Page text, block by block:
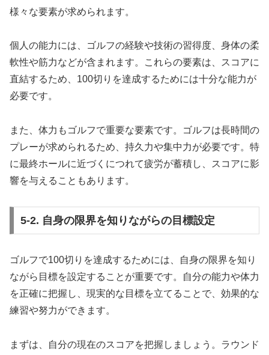
様々な要素が求められます。
個人の能力には、ゴルフの経験や技術の習得度、身体の柔
軟性や筋力などが含まれます。これらの要素は、スコアに
直結するため、100切りを達成するためには十分な能力が
必要です。
また、体力もゴルフで重要な要素です。ゴルフは長時間の
プレーが求められるため、持久力や集中力が必要です。特
に最終ホールに近づくにつれて疲労が蓄積し、スコアに影
響を与えることもあります。
5-2. 自身の限界を知りながらの目標設定
ゴルフで100切りを達成するためには、自身の限界を知り
ながら目標を設定することが重要です。自分の能力や体力
を正確に把握し、現実的な目標を立てることで、効果的な
練習や努力ができます。
まずは、自分の現在のスコアを把握しましょう。ラウンド